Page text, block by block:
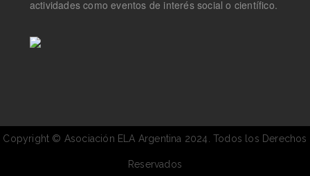
actividades como eventos de interés social o científico.
Copyright © Asociación ELA Argentina 2024. Todos los Derechos
Reservados